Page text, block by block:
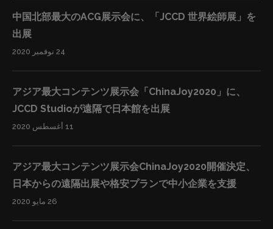
展」を企画・出展しました。 出展希望のクリエイターに
は無料で展示スペースを提供し、さらに会場で販売する
「JCCD 世界絵師展」を訪れ、熱心にイラスト作品を鑑
賞し、またコスプレヤーの撮影スポットにもなったほ
ど、大変な賑わいを見せました。コンテンツ関連企業、
学校及び政府関係者も数多く来場し、クールジャパンコ
ンテンツに興味を示しました。 「JCCD 世界絵師展」は
今後も世界各地でクールジャパンコンテンツを発信して
いく予定です。 ※ACG：アニメ、コミック、ゲームの略
中国北部最大のACG展示会に、「JCCD 世界絵師展」を
出展
24 نوفمبر 2020
アジア最大コンテンツ展示会「ChinaJoy2020」に、
JCCD Studioが遠隔で日本館を出展
11 أغسطس 2020
アジア最大コンテンツ展示会ChinaJoy2020開催決定、
日本からの遠隔出展や格安プランで中小企業を支援
26 مايو 2020